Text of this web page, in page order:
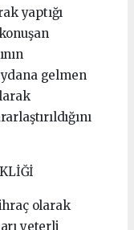
yaptığı
gelmen
olarak
yeterli